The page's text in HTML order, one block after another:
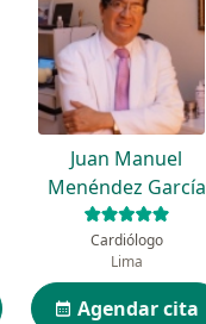
Juan Manuel
Menéndez García
Cardiólogo
Lima
Agendar cita